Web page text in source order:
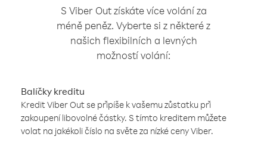
S Viber Out získáte více volání za
méně peněz. Vyberte si z některé z
našich flexibilních a levných
možností volání:
Balíčky kreditu
Kredit Viber Out se připíše k vašemu zůstatku při
zakoupení libovolné částky. S tímto kreditem můžete
volat na jakékoli číslo na světe za nízké ceny Viber.